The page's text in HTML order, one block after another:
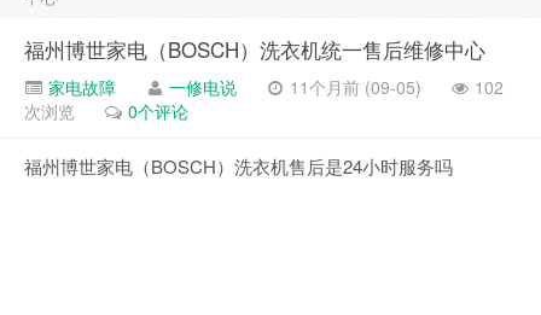
福州博世家电（BOSCH）洗衣机统一售后维修中心
家电故障 一修电说 11个月前 (09-05)
102
次浏览
0个评论
福州博世家电（BOSCH）洗衣机售后是24小时服务吗